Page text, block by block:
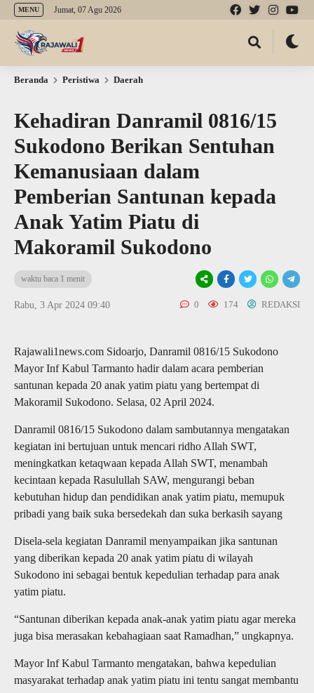
MENU Jumat, 07 Agu 2026
Beranda Peristiwa Daerah
Kehadiran Danramil 0816/15
Sukodono Berikan Sentuhan
Kemanusiaan dalam
Pemberian Santunan kepada
Anak Yatim Piatu di
Makoramil Sukodono
waktu baca 1 menit
Rabu, 3 Apr 2024 09:40 0 174 REDAKSI
Rajawali1news.com Sidoarjo, Danramil 0816/15 Sukodono
Mayor Inf Kabul Tarmanto hadir dalam acara pemberian
santunan kepada 20 anak yatim piatu yang bertempat di
Makoramil Sukodono. Selasa, 02 April 2024.
Danramil 0816/15 Sukodono dalam sambutannya mengatakan
kegiatan ini bertujuan untuk mencari ridho Allah SWT,
meningkatkan ketaqwaan kepada Allah SWT, menambah
kecintaan kepada Rasulullah SAW, mengurangi beban
kebutuhan hidup dan pendidikan anak yatim piatu, memupuk
pribadi yang baik suka bersedekah dan suka berkasih sayang
Disela-sela kegiatan Danramil menyampaikan jika santunan
yang diberikan kepada 20 anak yatim piatu di wilayah
Sukodono ini sebagai bentuk kepedulian terhadap para anak
yatim piatu.
“Santunan diberikan kepada anak-anak yatim piatu agar mereka
juga bisa merasakan kebahagiaan saat Ramadhan,” ungkapnya.
Mayor Inf Kabul Tarmanto mengatakan, bahwa kepedulian
masyarakat terhadap anak yatim piatu ini tentu sangat membantu